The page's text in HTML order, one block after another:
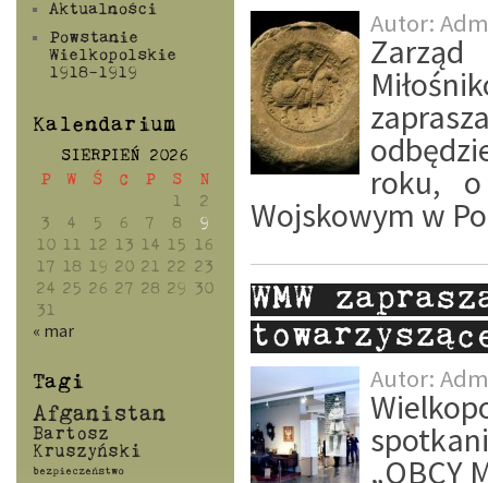
Aktualności
Powstanie
Wielkopolskie
1918-1919
Kalendarium
SIERPIEŃ 2026
P
W Ś C P S
N
1
2
3
4 5 6 7 8
9
10 11 12 13 14 15
16
17
18 19 20 21 22 23
24 25 26 27 28 29 30
31
« mar
Tagi
Afganistan
Bartosz
Kruszyński
bezpieczeństwo
Autor:
Zarząd
roku,
Wojskowym w
WMW
Autor:
„OBCY